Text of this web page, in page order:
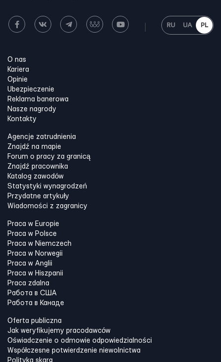
RU UA PL
O nas
Kariera
Opinie
Ubezpieczenie
Reklama banerowa
Nasze nagrody
Kontakty
Agencje zatrudnienia
Znajdź na mapie
Forum o pracy za granicą
Znajdź pracownika
Katalog zawodów
Statystyki wynagrodzeń
Przydatne artykuły
Wiadomości z zagranicy
Praca w Europie
Praca w Polsce
Praca w Niemczech
Praca w Norwegii
Praca w Anglii
Praca w Hiszpanii
Praca zdalna
Работа в США
Работа в Канадe
Oferta publiczna
Jak weryfikujemy pracodawców
Oświadczenie o odmowie odpowiedzialności
Współczesne potwierdzenie niewolnictwa
Polityka skarg